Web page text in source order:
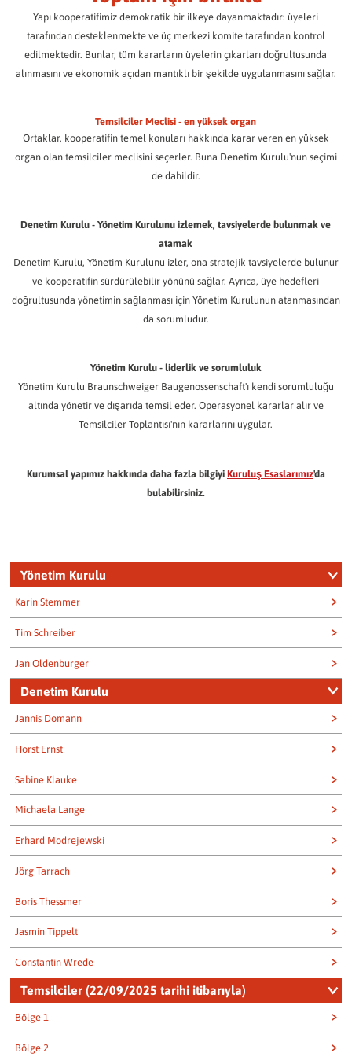
BBG Kıdemli Konutları.
Destekli yaşam
Günlük yaşamda bireyselleştirilmiş destek.
Konaklama yerimiz
Bir bakışta 11 mahallemiz
SSS / İndirmeler
Bilmeniz gereken her şey.
Sabit faizli yatırımınızın getirisini hızlı ve kolay bir şekilde belirleyin:
Yatırım tutarınız: İstenilen süre:
BBG Dergisi
BBG'de Gönüllülük
Mahalle içinde hareketlilik
Sadece hareket halinde.
BBG çalışanları
BBG ekibi kendini tanıtıyor.
Kültür / Sosyal bağlılık
Basın / Halkla İlişkiler
BBG'den haberler.
SON HABERLER
ARŞIV
Sadece dilemek yerine katılın.
Karma seçim için prosedür
Oyunuzu nasıl kullanacaksınız?
Tüm önemli bilgiler kompakt bir biçimde açıklanmıştır.
Başvurunuzu veya teklifinizi gönderin.
OFIS IÇIN ŞIMDI ADAY OLUN
Yapı kooperatifimiz demokratik bir ilkeye dayanmaktadır: üyeleri
tarafından desteklenmekte ve üç merkezi komite tarafından kontrol
edilmektedir. Bunlar, tüm kararların üyelerin çıkarları doğrultusunda
alınmasını ve ekonomik açıdan mantıklı bir şekilde uygulanmasını sağlar.
Temsilciler Meclisi - en yüksek organ
Ortaklar, kooperatifin temel konuları hakkında karar veren en yüksek
organ olan temsilciler meclisini seçerler. Buna Denetim Kurulu'nun seçimi
de dahildir.
Denetim Kurulu - Yönetim Kurulunu izlemek, tavsiyelerde bulunmak ve
atamak
Denetim Kurulu, Yönetim Kurulunu izler, ona stratejik tavsiyelerde bulunur
ve kooperatifin sürdürülebilir yönünü sağlar. Ayrıca, üye hedefleri
doğrultusunda yönetimin sağlanması için Yönetim Kurulunun atanmasından
da sorumludur.
Yönetim Kurulu - liderlik ve sorumluluk
Yönetim Kurulu Braunschweiger Baugenossenschaft'ı kendi sorumluluğu
altında yönetir ve dışarıda temsil eder. Operasyonel kararlar alır ve
Temsilciler Toplantısı'nın kararlarını uygular.
Kurumsal yapımız hakkında daha fazla bilgiyi Kuruluş Esaslarımız'da
bulabilirsiniz.
Yönetim Kurulu
Karin Stemmer
welcome@baugenossenschaft.de
0531 2413-102
Tim Schreiber
welcome@baugenossenschaft.de
Jan Oldenburger
Jan Oldenburger
joldenburger@baugenossenschaft.de
Denetim Kurulu
Jannis Domann
Horst Ernst
Sabine Klauke
Michaela Lange
Erhard Modrejewski
Jörg Tarrach
Boris Thessmer
Jasmin Tippelt
Constantin Wrede
Constantin Wrede
Temsilciler (22/09/2025 tarihi itibarıyla)
Bölge 1
Bölge 2